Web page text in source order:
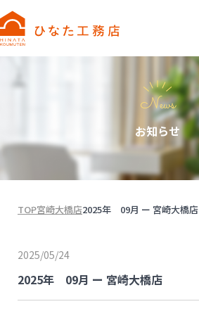
News
お知らせ
TOP宮崎大橋店2025年 09月 ー 宮崎大橋店
2025/05/24
2025年 09月 ー 宮崎大橋店